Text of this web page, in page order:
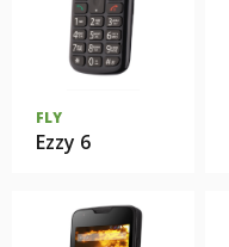
FLY
Ezzy 6